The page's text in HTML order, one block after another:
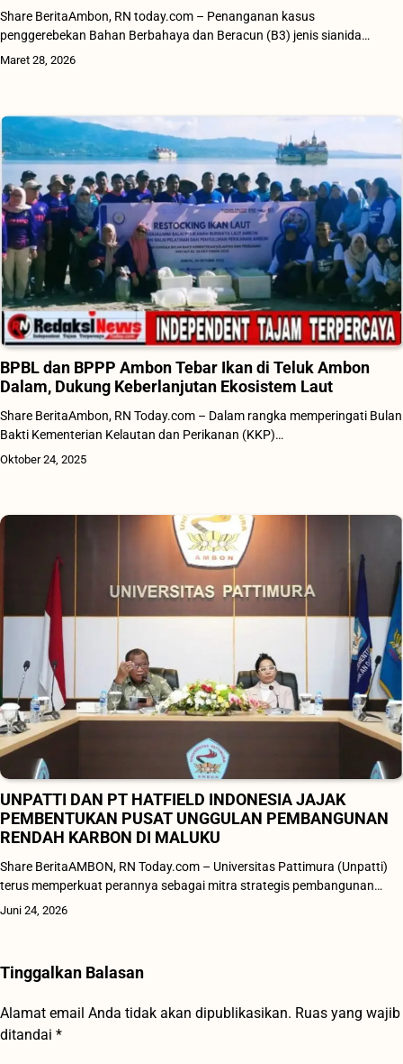
Share BeritaAmbon, RN today.com – Penanganan kasus
penggerebekan Bahan Berbahaya dan Beracun (B3) jenis sianida…
Maret 28, 2026
BPBL dan BPPP Ambon Tebar Ikan di Teluk Ambon
Dalam, Dukung Keberlanjutan Ekosistem Laut
Share BeritaAmbon, RN Today.com – Dalam rangka memperingati Bulan
Bakti Kementerian Kelautan dan Perikanan (KKP)…
Oktober 24, 2025
UNPATTI DAN PT HATFIELD INDONESIA JAJAK
PEMBENTUKAN PUSAT UNGGULAN PEMBANGUNAN
RENDAH KARBON DI MALUKU
Share BeritaAMBON, RN Today.com – Universitas Pattimura (Unpatti)
terus memperkuat perannya sebagai mitra strategis pembangunan…
Juni 24, 2026
Tinggalkan Balasan
Alamat email Anda tidak akan dipublikasikan. Ruas yang wajib
ditandai *